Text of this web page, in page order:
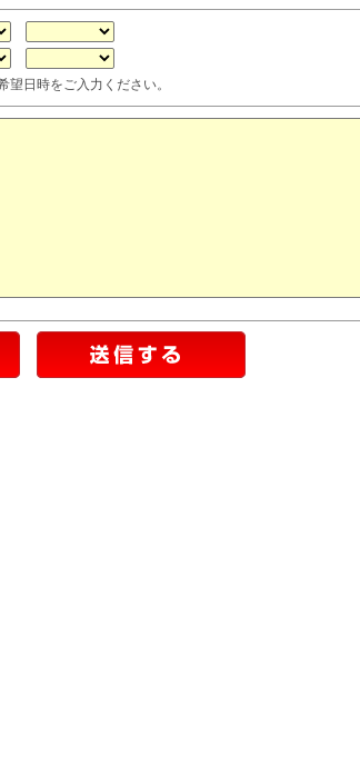
日時をご入力ください。